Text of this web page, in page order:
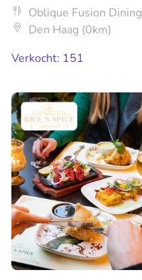
Oblique Fusion Dining
Den Haag (0km)
Verkocht: 151